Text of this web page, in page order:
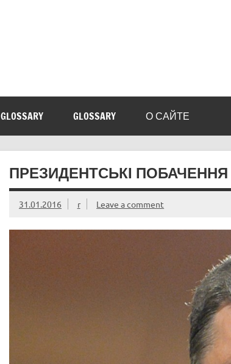
GLOSSARY GLOSSARY О САЙТЕ
ПРЕЗИДЕНТСЬКІ
31.01.2016 r Leave a comment